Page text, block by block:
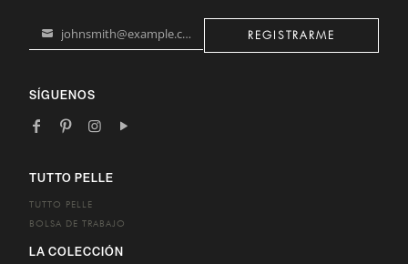
Your
johnsmith@example.com REGISTRARME
SÍGUENOS
TUTTO PELLE
TUTTO PELLE
BOLSA DE TRABAJO
LA COLECCIÓN